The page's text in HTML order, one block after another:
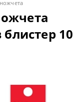
10